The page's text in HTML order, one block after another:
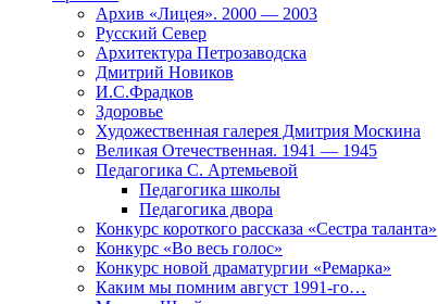
Архив «Лицея». 2000 — 2003
Русский Север
Архитектура Петрозаводска
Дмитрий Новиков
И.С.Фрадков
Здоровье
Художественная галерея Дмитрия Москина
Великая Отечественная. 1941 — 1945
Педагогика С. Артемьевой
Педагогика школы
Педагогика двора
Конкурс короткого рассказа «Сестра таланта»
Конкурс «Во весь голос»
Конкурс новой драматургии «Ремарка»
Каким мы помним август 1991-го…